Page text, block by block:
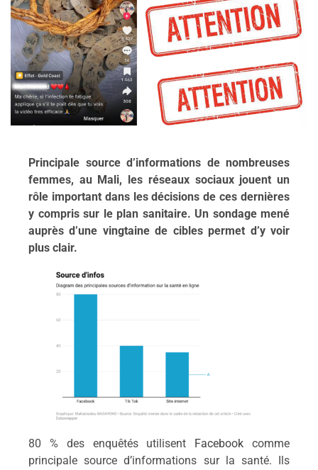
Principale source d’informations de nombreuses
femmes, au Mali, les réseaux sociaux jouent un
rôle important dans les décisions de ces dernières
y compris sur le plan sanitaire. Un sondage mené
auprès d’une vingtaine de cibles permet d’y voir
plus clair.
80 % des enquêtés utilisent Facebook comme
principale source d’informations sur la santé. Ils